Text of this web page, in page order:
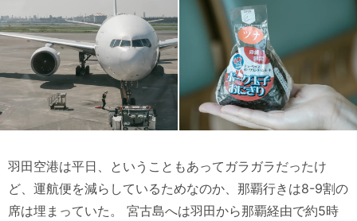
羽田空港は平日、ということもあってガラガラだったけ
ど、運航便を減らしているためなのか、那覇行きは8-9割の
席は埋まっていた。 宮古島へは羽田から那覇経由で約5時